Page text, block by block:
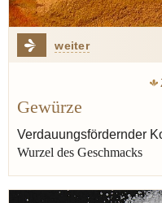
weiter
Gewürze
Verdauungsfördernder
Wurzel des Geschmacks